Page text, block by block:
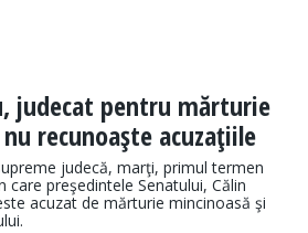
judecat pentru mărturie
recunoaşte acuzaţiile
judecă, marţi, primul termen
care preşedintele Senatului, Călin
acuzat de mărturie mincinoasă şi